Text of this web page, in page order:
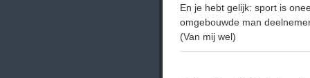
En je hebt gelijk: sport is
omgebouwde man
(Van mij wel)